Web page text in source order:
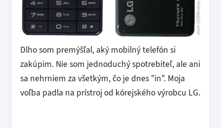
Dlho som premýšľal, aký mobilný telefón si
zakúpim. Nie som jednoduchý spotrebiteľ, ale ani
sa nehrniem za všetkým, čo je dnes "in". Moja
voľba padla na prístroj od kórejského výrobcu LG.